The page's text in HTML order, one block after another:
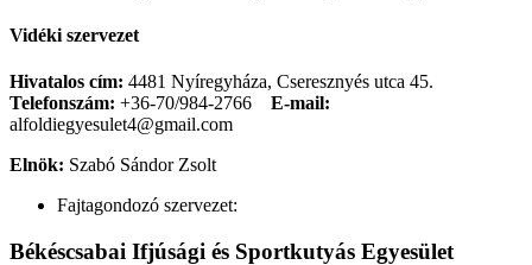
Vidéki szervezet
Hivatalos cím: 4481 Nyíregyháza, Cseresznyés utca 45.
Telefonszám: +36-70/984-2766
E-mail:
alfoldiegyesulet4@gmail.com
Elnök: Szabó Sándor Zsolt
Fajtagondozó szervezet:
Békéscsabai Ifjúsági és Sportkutyás Egyesület